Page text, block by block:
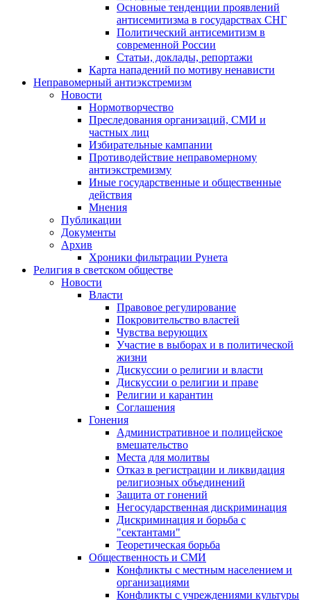
Основные тенденции проявлений
антисемитизма в государствах СНГ
Политический антисемитизм в
современной России
Статьи, доклады, репортажи
Карта нападений по мотиву ненависти
Неправомерный антиэкстремизм
Новости
Нормотворчество
Преследования организаций, СМИ и
частных лиц
Избирательные кампании
Противодействие неправомерному
антиэкстремизму
Иные государственные и общественные
действия
Мнения
Публикации
Документы
Архив
Хроники фильтрации Рунета
Религия в светском обществе
Новости
Власти
Правовое регулирование
Покровительство властей
Чувства верующих
Участие в выборах и в политической
жизни
Дискуссии о религии и власти
Дискуссии о религии и праве
Религии и карантин
Соглашения
Гонения
Административное и полицейское
вмешательство
Места для молитвы
Отказ в регистрации и ликвидация
религиозных объединений
Защита от гонений
Негосударственная дискриминация
Дискриминация и борьба с
"сектантами"
Теоретическая борьба
Общественность и СМИ
Конфликты с местным населением и
организациями
Конфликты с учреждениями культуры